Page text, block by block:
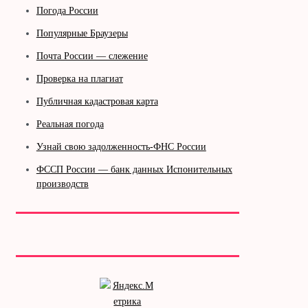
Погода России
Популярные Браузеры
Почта России — слежение
Проверка на плагиат
Публичная кадастровая карта
Реальная погода
Узнай свою задолженность-ФНС России
ФССП России — банк данных Испонительных
производств